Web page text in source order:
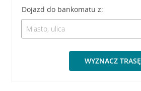
Dojazd do bankomatu z:
WYZNACZ TRASĘ